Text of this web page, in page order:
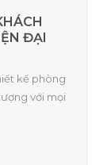
ĐẠI
kế phòng
với mọi